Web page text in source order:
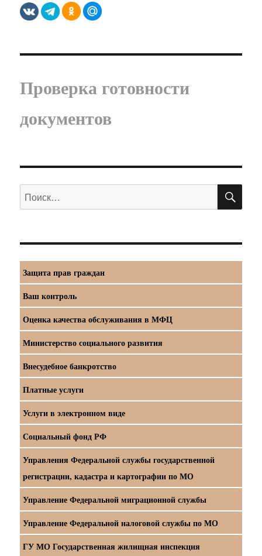
Проверка готовности
документов
Искать:
Защита прав граждан
Ваш контроль
Оценка качества обслуживания в МФЦ
Министерство социального развития
Внесудебное банкротство
Платные услуги
Услуги в электронном виде
Социальный фонд РФ
Управления Федеральной службы государственной
регистрации, кадастра и картографии по МО
Управление Федеральной миграционной службы
Управление Федеральной налоговой службы по МО
ГУ МО Государственная жилищная инспекция